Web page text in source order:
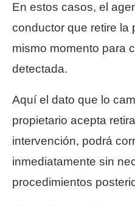
En estos casos, el
conductor que retire la
mismo momento para
detectada.
Aquí el dato que lo
propietario acepta
intervención, podrá
inmediatamente sin
procedimientos